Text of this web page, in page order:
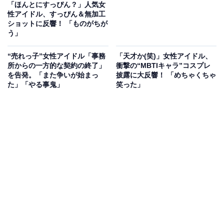
「ほんとにすっぴん？」人気女
性アイドル、すっぴん＆無加工
ショットに反響！ 「ものがちが
う」
“売れっ子”女性アイドル「事務
所からの一方的な契約の終了」
を告発。「また争いが始まっ
た」「やる事鬼」
「天才か(笑)」女性アイドル、
衝撃の“MBTIキャラ”コスプレ
披露に大反響！ 「めちゃくちゃ
笑った」